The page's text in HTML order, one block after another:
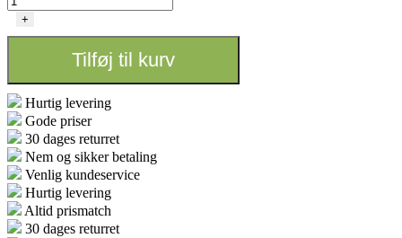
Samurai
+
Tilføj til kurv
Hurtig levering
Gode priser
30 dages returret
Nem og sikker betaling
Venlig kundeservice
Hurtig levering
Altid prismatch
30 dages returret